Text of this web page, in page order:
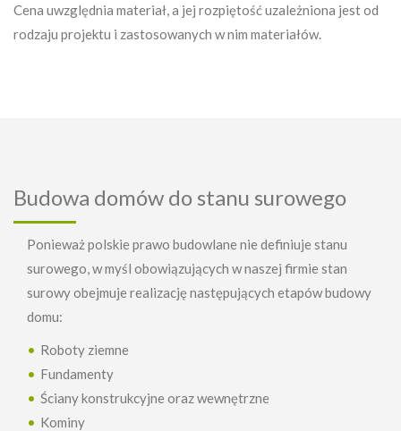
Cena uwzględnia materiał, a jej rozpiętość uzależniona jest od
rodzaju projektu i zastosowanych w nim materiałów.
Budowa domów do stanu surowego
Ponieważ polskie prawo budowlane nie definiuje stanu
surowego, w myśl obowiązujących w naszej firmie stan
surowy obejmuje realizację następujących etapów budowy
domu:
Roboty ziemne
Fundamenty
Ściany konstrukcyjne oraz wewnętrzne
Kominy